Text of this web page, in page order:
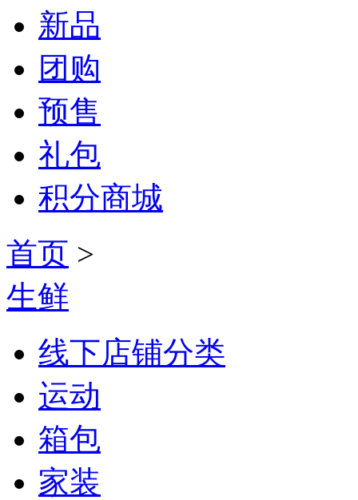
新品
团购
预售
礼包
积分商城
首页 >
生鲜
线下店铺分类
运动
箱包
家装